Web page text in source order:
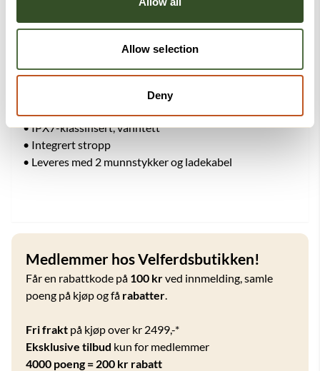
Allow selection
Deny
Viktige egenskaper
• Vanntank på 200 ml
• Opptil 30 dagers batteritid ved normal bruk
• IPX7-klassifisert, vanntett
• Integrert stropp
• Leveres med 2 munnstykker og ladekabel
Medlemmer hos Velferdsbutikken!
Får en rabattkode på 100 krved innmelding, samle
poeng på kjøp og få rabatter
Fri frakt på kjøp over kr 2499,-*
Eksklusive tilbud kun for medlemmer
4000 poeng = 200 kr rabatt